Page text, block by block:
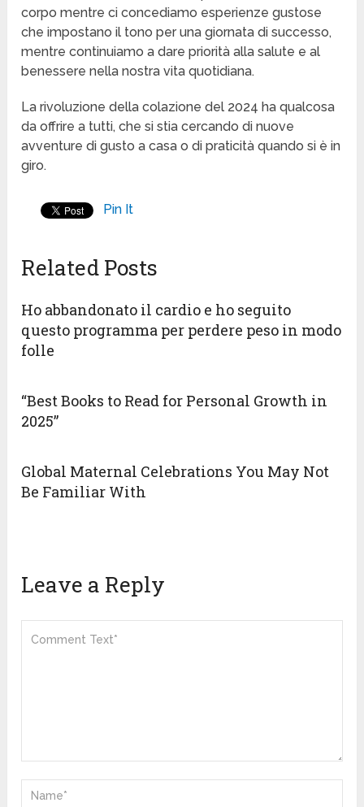
corpo mentre ci concediamo esperienze gustose
che impostano il tono per una giornata di successo,
mentre continuiamo a dare priorità alla salute e al
benessere nella nostra vita quotidiana.
La rivoluzione della colazione del 2024 ha qualcosa
da offrire a tutti, che si stia cercando di nuove
avventure di gusto a casa o di praticità quando si è in
giro.
Pin It
Related Posts
Ho abbandonato il cardio e ho seguito
questo programma per perdere peso in modo
folle
“Best Books to Read for Personal Growth in
2025”
Global Maternal Celebrations You May Not
Be Familiar With
Leave a Reply